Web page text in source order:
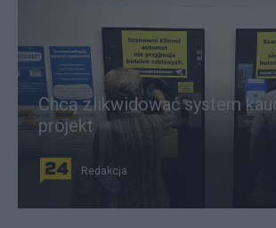
Chcą zlikwidować system
projekt
Redakcja